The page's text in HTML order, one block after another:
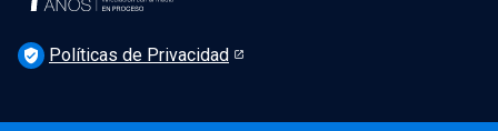
Newsletter Derecho UC 360
verified_user Políticas de Privacidad